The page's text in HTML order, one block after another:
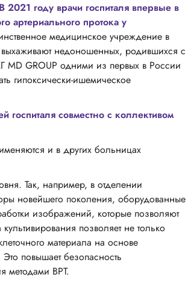
В 2021 году врачи госпиталя впервые в
артериального протока у
медицинское учреждение в
недоношенных, родившихся с
MD GROUP одними из первых в России
гипоксически-ишемическое
госпиталя совместно с коллективом
и в других больницах
Так, например, в отделении
новейшего поколения, оборудованные
изображений, которые позволяют
позволяет не только
материала на основе
повышает безопасность
методами ВРТ.